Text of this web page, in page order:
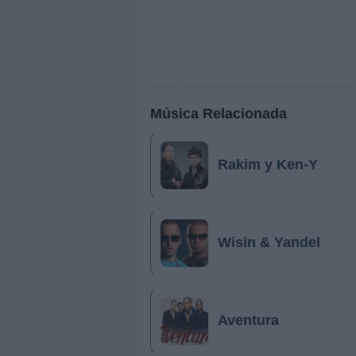
Música Relacionada
Rakim y Ken-Y
Wisin & Yandel
Aventura